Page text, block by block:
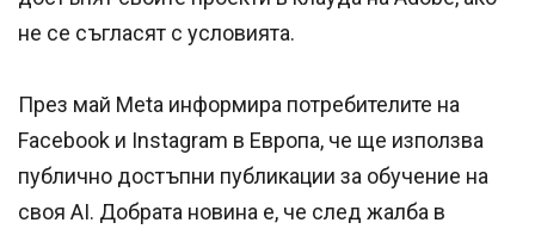
не се съгласят с условията.
През май Meta информира потребителите на
Facebook и Instagram в Европа, че ще използва
публично достъпни публикации за обучение на
своя AI. Добрата новина е, че след жалба в